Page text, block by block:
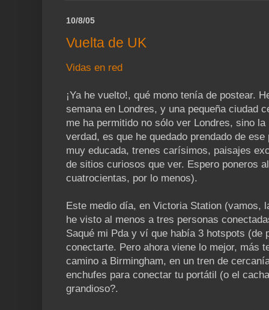
10/8/05
Vuelta de UK
Vidas en red
¡Ya he vuelto!, qué mono tenía de postear.
semana en Londres, y una pequeña ciudad
me ha permitido no sólo ver Londres, sino
verdad, es que he quedado prendado de
muy educada, trenes carísimos, paisajes
de sitios curiosos que ver. Espero poneros
cuatrocientas, por lo menos).
Este medio día, en Victoria Station (vamos,
he visto al menos a tres personas
Saqué mi Pda y ví que había 3 hotspots (de
conectarte. Pero ahora viene lo mejor, más
camino a Birmingham, en un tren de
enchufes para conectar tu portátil (o el
grandioso?.